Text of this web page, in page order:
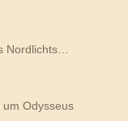
Nordlichts…
Odysseus